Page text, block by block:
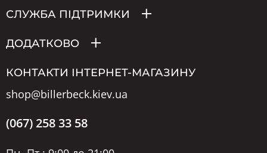
СЛУЖБА ПІДТРИМКИ
ДОДАТКОВО
КОНТАКТИ ІНТЕРНЕТ-МАГАЗИНУ
shop@billerbeck.kiev.ua
(067) 258 33 58